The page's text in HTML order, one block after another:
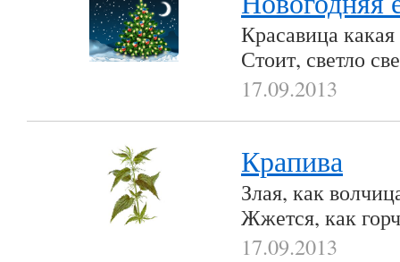
Красавица какая
Стоит, светло
17.09.2013
Крапива
Злая, как
Жжется, как
17.09.2013